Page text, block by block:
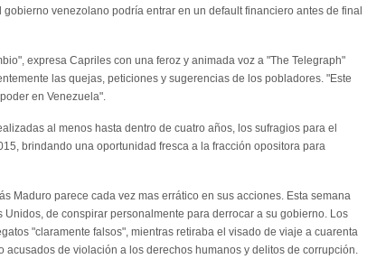
venezolano podría entrar en un default financiero antes de final
expresa Capriles con una feroz y animada voz a "The Telegraph"
las quejas, peticiones y sugerencias de los pobladores. "Este
en Venezuela".
al menos hasta dentro de cuatro años, los sufragios para el
brindando una oportunidad fresca a la fracción opositora para
Maduro parece cada vez mas errático en sus acciones. Esta semana
de conspirar personalmente para derrocar a su gobierno. Los
"claramente falsos", mientras retiraba el visado de viaje a cuarenta
de violación a los derechos humanos y delitos de corrupción.